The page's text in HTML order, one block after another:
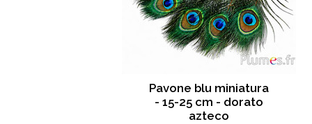
Pavone blu miniatura
- 15-25 cm - dorato
azteco